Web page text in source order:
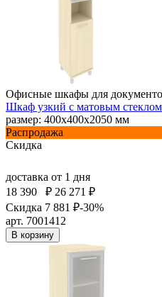
Офисные шкафы для
Шкаф узкий с матовым
размер: 400х400х2050 мм
Распродажа
Скидка
доставка от 1 дня
18 390
₽ 26 271 ₽
Скидка 7 881 ₽-30%
арт. 7001412
В корзину